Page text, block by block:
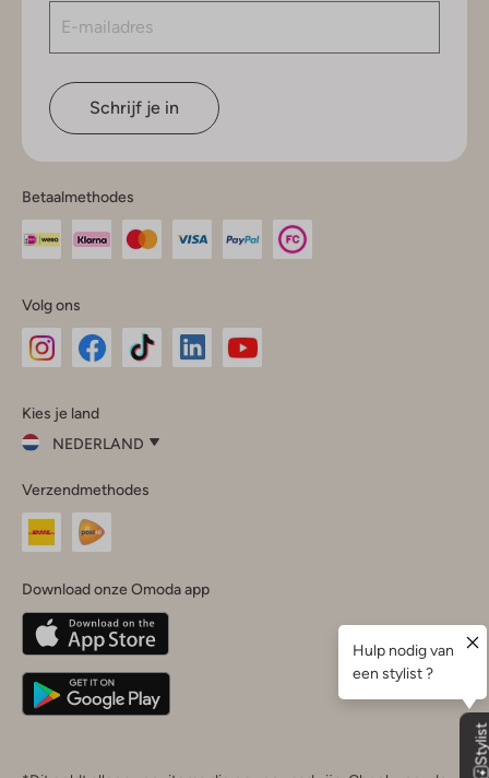
Schrijf je in
Betaalmethodes
Volg ons
InstagramFacebook
Kies je land
NEDERLAND
je
land
Nederland
Belgique(Français)
Deutschland
Verzendmethodes
Download onze Omoda app